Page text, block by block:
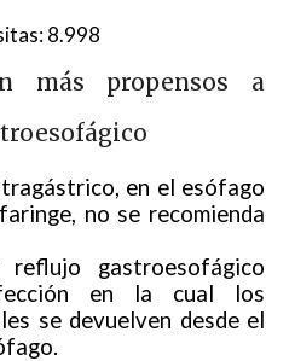
8.998
más propensos a
en el esófago
no se recomienda
gastroesofágico
en la cual los
se devuelven desde el